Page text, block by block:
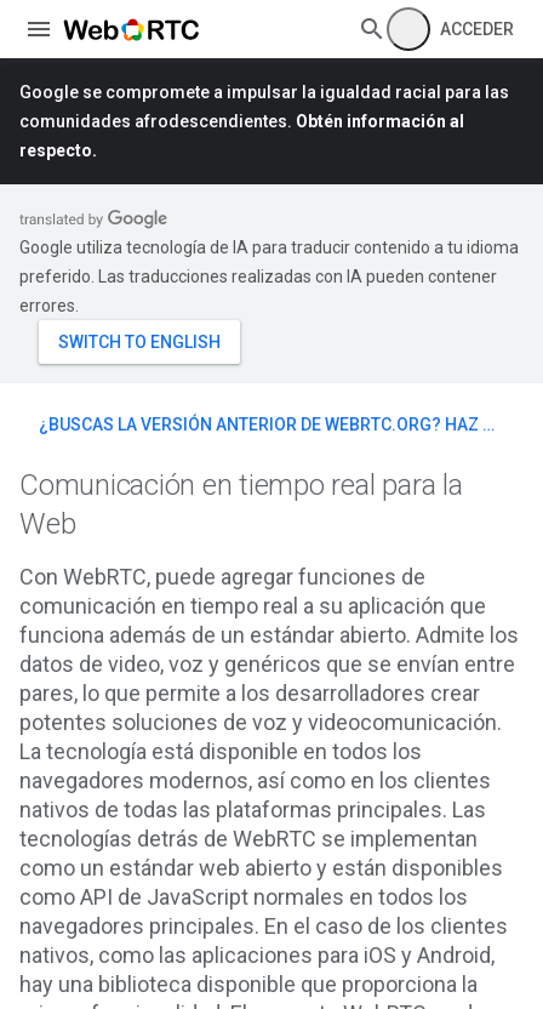
ACCEDER
Google se compromete a impulsar la igualdad racial para las
comunidades afrodescendientes. Obtén información al
respecto.
Google utiliza tecnología de IA para traducir contenido a tu idioma
preferido. Las traducciones realizadas con IA pueden contener
errores.
¿BUSCAS LA VERSIÓN ANTERIOR DE WEBRTC.ORG? HAZ CLIC AQUÍ
Comunicación en tiempo real para la
Web
Con WebRTC, puede agregar funciones de
comunicación en tiempo real a su aplicación que
funciona además de un estándar abierto. Admite los
datos de video, voz y genéricos que se envían entre
pares, lo que permite a los desarrolladores crear
potentes soluciones de voz y videocomunicación.
La tecnología está disponible en todos los
navegadores modernos, así como en los clientes
nativos de todas las plataformas principales. Las
tecnologías detrás de WebRTC se implementan
como un estándar web abierto y están disponibles
como API de JavaScript normales en todos los
navegadores principales. En el caso de los clientes
nativos, como las aplicaciones para iOS y Android,
hay una biblioteca disponible que proporciona la